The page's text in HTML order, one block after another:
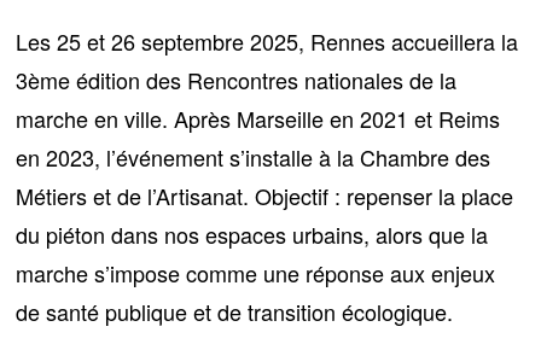
Les 25 et 26 septembre 2025, Rennes accueillera la
3ème édition des Rencontres nationales de la
marche en ville. Après Marseille en 2021 et Reims
en 2023, l’événement s’installe à la Chambre des
Métiers et de l’Artisanat. Objectif : repenser la place
du piéton dans nos espaces urbains, alors que la
marche s’impose comme une réponse aux enjeux
de santé publique et de transition écologique.